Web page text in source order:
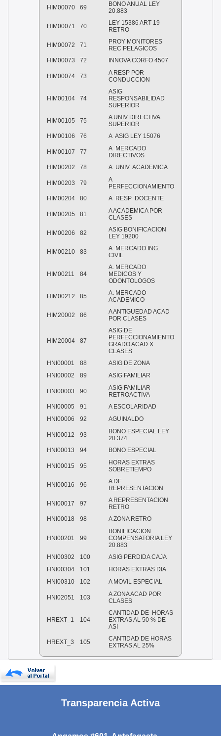
HIM00070 69
BONO ANUAL LEY
20.883
HIM00071 70
LEY 15386 ART 19
RETRO
HIM00072 71
PROY MONITORES
REC PELAGICOS
HIM00073
72 INNOVA CORFO 4507
HIM00074 73
A RESP POR
CONDUCCION
HIM00104 74
ASIG
RESPONSABILIDAD
SUPERIOR
HIM00105 75
A UNIV DIRECTIVA
SUPERIOR
HIM00106
76 A ASIG LEY 15076
HIM00107 77 A MERCADO
DIRECTIVOS
HIM00202
78 A UNIV ACADEMICA
HIM00203 79
A
PERFECCIONAMIENTO
HIM00204
80 A RESP DOCENTE
HIM00205 81
A ACADEMICA POR
CLASES
HIM00206 82
ASIG BONIFICACION
LEY 19200
HIM00210 83
A. MERCADO ING.
CIVIL
HIM00211 84
A. MERCADO
MEDICOS Y
ODONTOLOGOS
HIM00212 85
A. MERCADO
ACADEMICO
HIM20002 86
A ANTIGUEDAD ACAD
POR CLASES
HIM20004 87
ASIG DE
PERFECCIONAMIENTO
GRADO ACAD X
CLASES
HNI00001
88
ASIG DE ZONA
HNI00002
89 ASIG FAMILIAR
HNI00003 90
ASIG FAMILIAR
RETROACTIVA
HNI00005
91
A ESCOLARIDAD
HNI00006
92 AGUINALDO
HNI00012 93
BONO ESPECIAL LEY
20.374
HNI00013
94 BONO ESPECIAL
HNI00015 95
HORAS EXTRAS
SOBRETIEMPO
HNI00016 96
A DE
REPRESENTACION
HNI00017 97
A REPRESENTACION
RETRO
HNI00018
98 A ZONA RETRO
HNI00201 99
BONIFICACION
COMPENSATORIA LEY
20.883
HNI00302
100
ASIG PERDIDA CAJA
HNI00304
101
HORAS EXTRAS DIA
HNI00310
102 A MOVIL ESPECIAL
HNI02051 103
A ZONA ACAD POR
CLASES
HREXT_1 104
CANTIDAD DE HORAS
EXTRAS AL 50 % DE
ASI
HREXT_3 105
CANTIDAD DE HORAS
EXTRAS AL 25%
Transparencia Activa